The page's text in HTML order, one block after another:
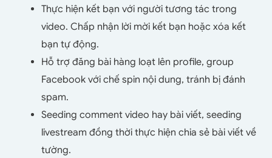
Thực hiện kết bạn với người tương tác trong
video. Chấp nhận lời mời kết bạn hoặc xóa kết
bạn tự động.
Hỗ trợ đăng bài hàng loạt lên profile, group
Facebook với chế spin nội dung, tránh bị đánh
spam.
Seeding comment video hay bài viết, seeding
livestream đồng thời thực hiện chia sẻ bài viết về
tường.